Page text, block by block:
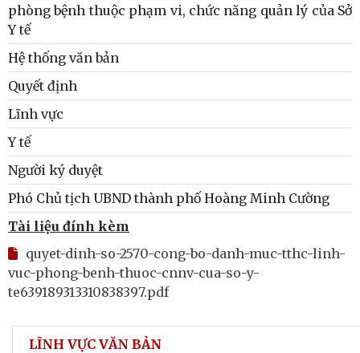
phòng bệnh thuộc phạm vi, chức năng quản lý của Sở
Y tế
Hệ thống văn bản
Quyết định
Lĩnh vực
Y tế
Người ký duyệt
Phó Chủ tịch UBND thành phố Hoàng Minh Cường
Tài liệu đính kèm
quyet-dinh-so-2570-cong-bo-danh-muc-tthc-linh-
vuc-phong-benh-thuoc-cnnv-cua-so-y-
te639189313310838397.pdf
LĨNH VỰC VĂN BẢN